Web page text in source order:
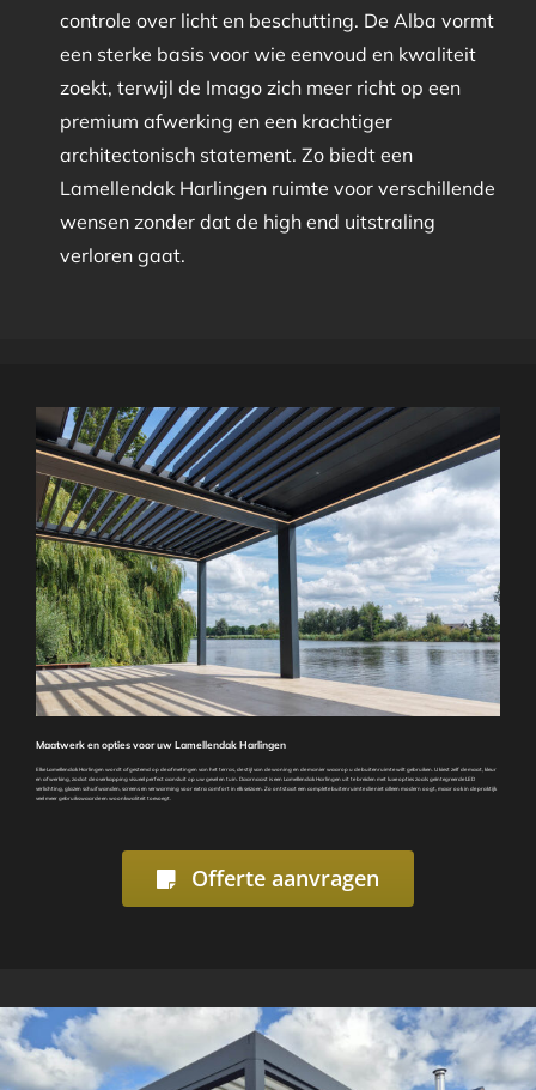
controle over licht en beschutting. De Alba vormt
een sterke basis voor wie eenvoud en kwaliteit
zoekt, terwijl de Imago zich meer richt op een
premium afwerking en een krachtiger
architectonisch statement. Zo biedt een
Lamellendak Harlingen ruimte voor verschillende
wensen zonder dat de high end uitstraling
verloren gaat.
Maatwerk en opties voor uw Lamellendak Harlingen
Elke Lamellendak Harlingen wordt afgestemd op de afmetingen van het terras, de stijl van de woning en de manier waarop u de buitenruimte wilt gebruiken. U kiest zelf de maat, kleur
en afwerking, zodat de overkapping visueel perfect aansluit op uw gevel en tuin. Daarnaast is een Lamellendak Harlingen uit te breiden met luxe opties zoals geïntegreerde LED
verlichting, glazen schuifwanden, screens en verwarming voor extra comfort in elk seizoen. Zo ontstaat een complete buitenruimte die niet alleen modern oogt, maar ook in de praktijk
veel meer gebruikswaarde en woonkwaliteit toevoegt.
Offerte aanvragen